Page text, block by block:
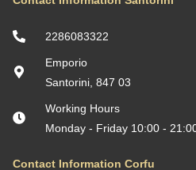
2286083322
Emporio
Santorini, 847 03
Working Hours
Monday - Friday 10:00 -
Contact Information Corfu